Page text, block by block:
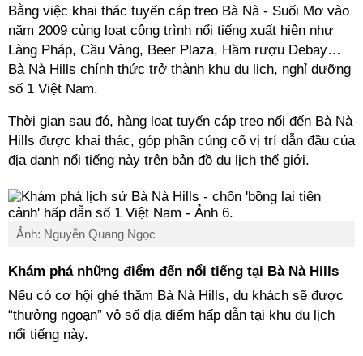
Bằng việc khai thác tuyến cáp treo Bà Nà - Suối Mơ vào
năm 2009 cùng loạt công trình nổi tiếng xuất hiện như
Làng Pháp, Cầu Vàng, Beer Plaza, Hầm rượu Debay…
Bà Nà Hills chính thức trở thành khu du lịch, nghỉ dưỡng
số 1 Việt Nam.
Thời gian sau đó, hàng loạt tuyến cáp treo nối đến Bà Nà
Hills được khai thác, góp phần củng cố vị trí dẫn đầu của
địa danh nổi tiếng này trên bản đồ du lịch thế giới.
Ảnh: Nguyễn Quang Ngọc
Khám phá những điểm đến nổi tiếng tại Bà Nà Hills
Nếu có cơ hội ghé thăm Bà Nà Hills, du khách sẽ được
“thưởng ngoạn” vô số địa điểm hấp dẫn tại khu du lịch
nổi tiếng này.